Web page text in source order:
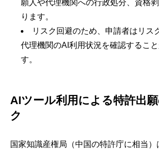
願人や代理機関への行政処分、資格
ります。
リスク回避のため、申請者はリス
代理機関のAI利用状況を確認するこ
す。
AIツール利用による特許出
ク
国家知識産権局（中国の特許庁に相当）